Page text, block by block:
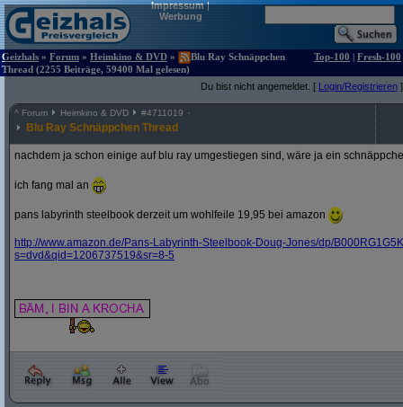
Impressum|
Werbung
Geizhals » Forum » Heimkino & DVD »
Blu Ray Schnäppchen
Thread (2255 Beiträge, 59400 Mal gelesen)
Top-100 | Fresh-100
Du bist nicht angemeldet. [ Login/Registrieren ]
^ Forum Heimkino & DVD #4711019
Blu Ray Schnäppchen Thread
nachdem ja schon einige auf blu ray umgestiegen sind, wäre ja ein
ich fang mal an
pans labyrinth steelbook derzeit um wohlfeile 19,95 bei amazon
http://www.amazon.de/Pans-Labyrinth-Steelbook-Doug-Jones/dp/
s=dvd&qid=1206737519&sr=8-5